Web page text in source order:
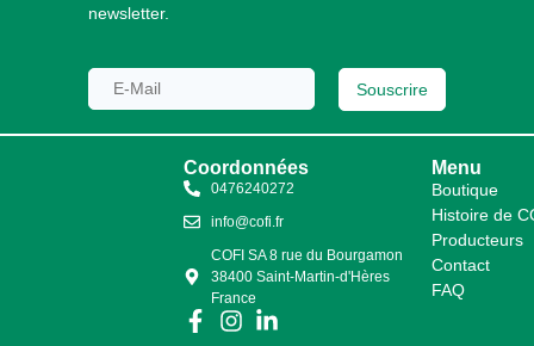
newsletter.
Souscrire
Coordonnées
0476240272
info@cofi.fr
COFI SA 8 rue du Bourgamon
38400 Saint-Martin-d'Hères
France
Menu
Boutique
Histoire de
Producteurs
Contact
FAQ